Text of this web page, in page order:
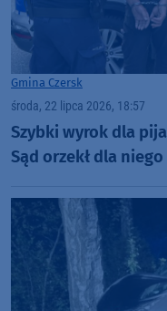
Gmina Czersk
środa, 22 lipca 2026, 18:57
Szybki wyrok dla
Sąd orzekł dla